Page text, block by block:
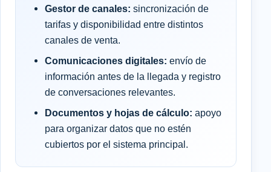
Gestor de canales: sincronización de
tarifas y disponibilidad entre distintos
canales de venta.
Comunicaciones digitales: envío de
información antes de la llegada y registro
de conversaciones relevantes.
Documentos y hojas de cálculo: apoyo
para organizar datos que no estén
cubiertos por el sistema principal.